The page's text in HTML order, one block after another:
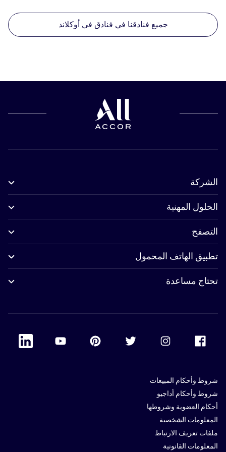
جميع فنادقنا في فنادق في أوكلاند
الشركة
الحلول المهنية
التصفح
تطبيق الهاتف المحمول
تحتاج مساعدة
Accor Youtube
Linkedin
شروط وأحكام المبيعات
شروط وأحكام أداجيو
أحكام العضوية وشروطها
المعلومات الشخصية
ملفات تعريف الارتباط
المعلومات القانونية